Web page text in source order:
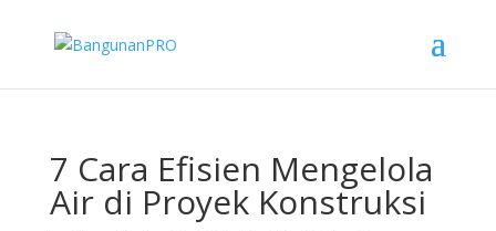
7 Cara Efisien Mengelola
Air di Proyek Konstruksi